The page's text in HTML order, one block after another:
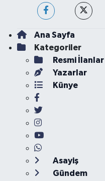
Ana Sayfa
Kategoriler
Resmi İlanlar
Yazarlar
Künye
Asayiş
Gündem